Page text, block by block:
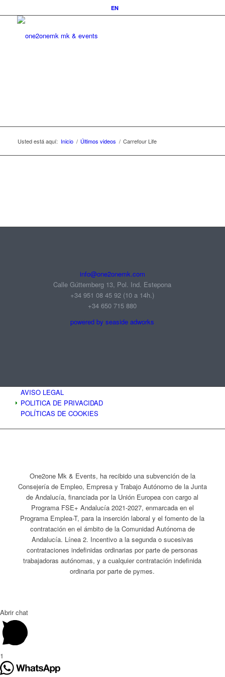
EN
Usted está aquí: Inicio / Últimos videos / Carrefour Life
info@one2onemk.com
Calle Gúttemberg 13, Pol. Ind. Estepona
+34 951 08 45 92‬ (10 a 14h.)
+34 650 715 880
powered by seaside adworks
AVISO LEGAL
POLITICA DE PRIVACIDAD
POLÍTICAS DE COOKIES
One2one Mk & Events, ha recibido una subvención de la
Consejería de Empleo, Empresa y Trabajo Autónomo de la Junta
de Andalucía, financiada por la Unión Europea con cargo al
Programa FSE+ Andalucía 2021-2027, enmarcada en el
Programa Emplea-T, para la inserción laboral y el fomento de la
contratación en el ámbito de la Comunidad Autónoma de
Andalucía. Línea 2. Incentivo a la segunda o sucesivas
contrataciones indefinidas ordinarias por parte de personas
trabajadoras autónomas, y a cualquier contratación indefinida
ordinaria por parte de pymes.
Abrir chat
1